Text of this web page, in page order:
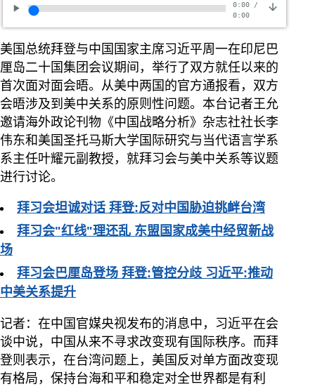
0:00/
0:00
美国总统拜登与中国国家主席习近平周一在印尼巴
厘岛二十国集团会议期间，举行了双方就任以来的
首次面对面会晤。从美中两国的官方通报看，双方
会晤涉及到美中关系的原则性问题。本台记者王允
邀请海外政论刊物《中国战略分析》杂志社社长李
伟东和美国圣托马斯大学国际研究与当代语言学系
系主任叶耀元副教授，就拜习会与美中关系等议题
进行讨论。
拜习会坦诚对话 拜登:反对中国胁迫挑衅台湾
拜习会"红线"理还乱 东盟国家成美中经贸新战
场
拜习会巴厘岛登场 拜登:管控分歧 习近平:推动
中美关系提升
记者：在中国官媒央视发布的消息中，习近平在会
谈中说，中国从来不寻求改变现有国际秩序。而拜
登则表示，在台湾问题上，美国反对单方面改变现
有格局，保持台海和平和稳定对全世界都是有利